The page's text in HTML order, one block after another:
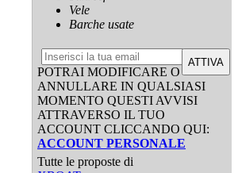
Vele
Barche usate
ATTIVA
POTRAI MODIFICARE O
ANNULLARE IN QUALSIASI
MOMENTO QUESTI AVVISI
ATTRAVERSO IL TUO
ACCOUNT CLICCANDO QUI:
ACCOUNT PERSONALE
Tutte le proposte di